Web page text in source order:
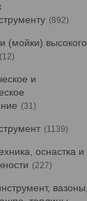
892
(мойки) высокого
12
и
31
1139
оснастка и
227
вазоны,